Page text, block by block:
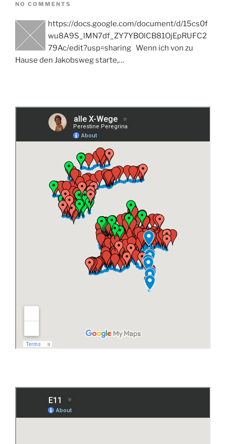
NO COMMENTS
https://docs.google.com/document/d/15cs0f
wu8A9S_lMN7df_ZY7YBOlCB81OjEpRUFC2
79Ac/edit?usp=sharing Wenn ich von zu
Hause den Jakobsweg starte,…